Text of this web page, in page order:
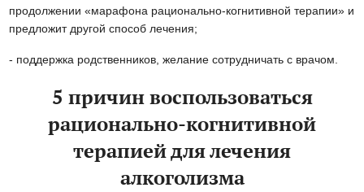
продолжении «марафона рационально-когнитивной терапии» и
предложит другой способ лечения;
- поддержка родственников, желание сотрудничать с врачом.
5 причин воспользоваться
рационально-когнитивной
терапией для лечения
алкоголизма